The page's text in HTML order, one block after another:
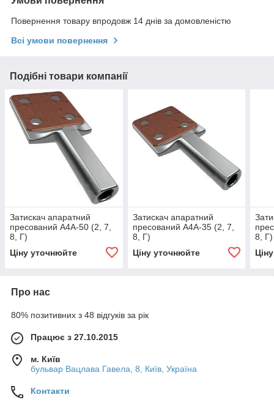
Повернення товару впродовж 14 днів за домовленістю
Всі умови повернення
Подібні товари компанії
Затискач апаратний
пресований А4А-50 (2, 7,
8, Г)
Ціну уточнюйте
Затискач апаратний
пресований А4А-35 (2, 7,
8, Г)
Ціну уточнюйте
8, Г)
Про нас
80% позитивних з 48 відгуків за рік
Працює з 27.10.2015
м. Київ
бульвар Вацлава Гавела, 8, Київ, Україна
Контакти